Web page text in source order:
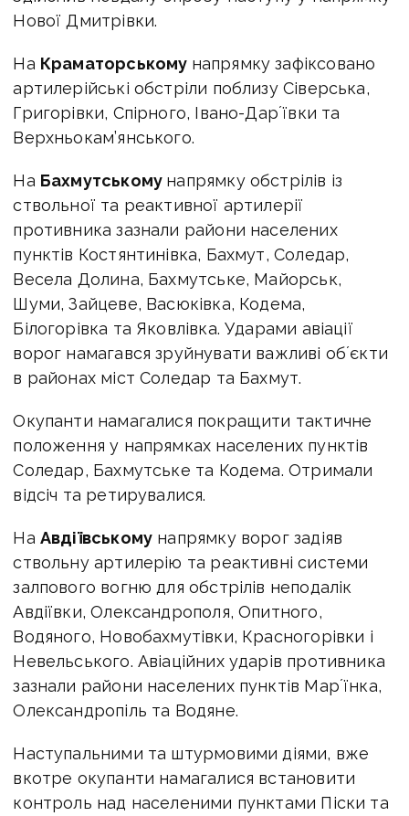
Нової Дмитрівки.
На Краматорському напрямку зафіксовано
артилерійські обстріли поблизу Сіверська,
Григорівки, Спірного, Івано-Дарʼївки та
Верхньокам’янського.
На Бахмутському напрямку обстрілів із
ствольної та реактивної артилерії
противника зазнали райони населених
пунктів Костянтинівка, Бахмут, Соледар,
Весела Долина, Бахмутське, Майорськ,
Шуми, Зайцеве, Васюківка, Кодема,
Білогорівка та Яковлівка. Ударами авіації
ворог намагався зруйнувати важливі обʼєкти
в районах міст Соледар та Бахмут.
Окупанти намагалися покращити тактичне
положення у напрямках населених пунктів
Соледар, Бахмутське та Кодема. Отримали
відсіч та ретирувалися.
На Авдіївському напрямку ворог задіяв
ствольну артилерію та реактивні системи
залпового вогню для обстрілів неподалік
Авдіївки, Олександрополя, Опитного,
Водяного, Новобахмутівки, Красногорівки і
Невельського. Авіаційних ударів противника
зазнали райони населених пунктів Марʼїнка,
Олександропіль та Водяне.
Наступальними та штурмовими діями, вже
вкотре окупанти намагалися встановити
контроль над населеними пунктами Піски та